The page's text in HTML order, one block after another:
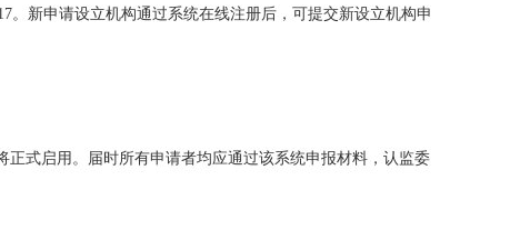
。新申请设立机构通过系统在线注册后，可提交新设立机构申
正式启用。届时所有申请者均应通过该系统申报材料，认监委